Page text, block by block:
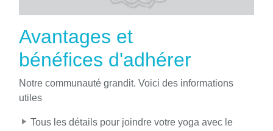
Avantages et
bénéfices d'adhérer
Notre communauté grandit. Voici des informations
utiles
Tous les détails pour joindre votre yoga avec le